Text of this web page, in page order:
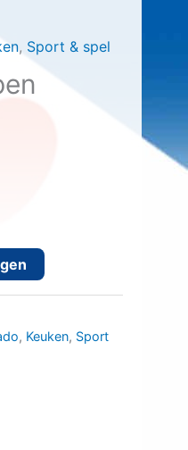
, Sport & spel
, Keuken, Sport